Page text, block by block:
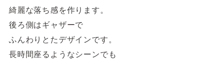
綺麗な落ち感を作ります。
後ろ側はギャザーで
ふんわりとたデザインです。
長時間座るようなシーンでも